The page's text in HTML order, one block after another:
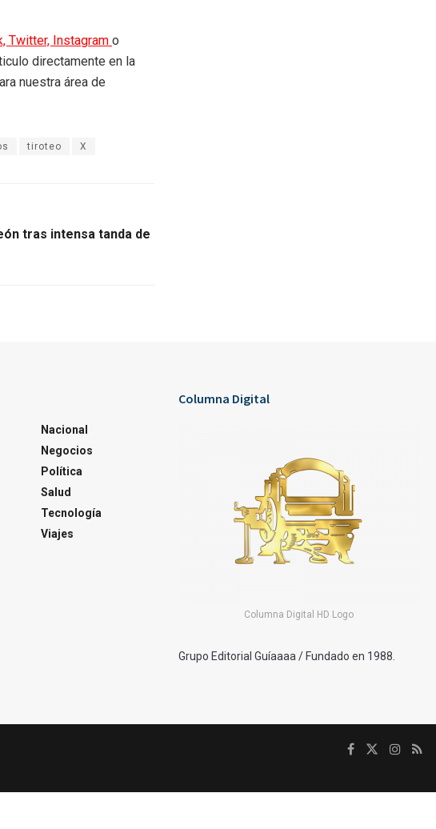
Twitter, Instagram o
directamente en la
nuestra área de
tiroteo X
tras intensa tanda de
Nacional
Negocios
Política
Salud
Tecnología
Viajes
Columna Digital
Columna Digital HD Logo
Grupo Editorial Guíaaaa / Fundado en 1988.